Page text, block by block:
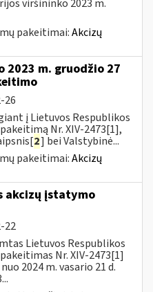
viršininko 2023 m.
pakeitimai:Akcizų
2023 m. gruodžio 27
26
į Lietuvos Respublikos
Nr. XIV-2473[1],
2] bei Valstybinė...
pakeitimai:Akcizų
akcizų įstatymo
22
Lietuvos Respublikos
Nr. XIV-2473[1]
2024 m. vasario 21 d.